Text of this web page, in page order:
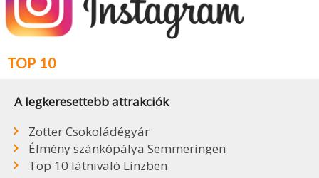
TOP 10
A legkeresettebb attrakciók
Zotter Csokoládégyár
Élmény szánkópálya Semmeringen
Top 10 látnivaló Linzben